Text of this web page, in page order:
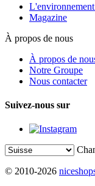
Magazine
À propos de nous
À propos de
Notre Groupe
Nous contacter
Suivez-nous sur
© 2010-2026